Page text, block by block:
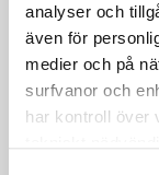
analyser och
även för
medier och på
surfvanor och
har kontroll över